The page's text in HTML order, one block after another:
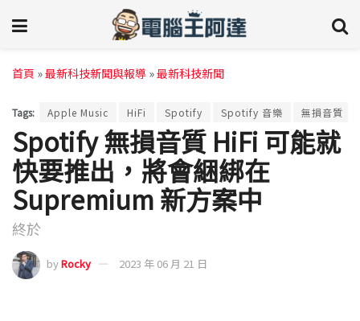
首頁 »最新科技新聞與報導 »最新科技新聞
Tags: Apple Music HiFi Spotify Spotify 音樂 無損音質
Spotify 無損音質 HiFi 可能就
快要推出，將會綑綁在
Supremium 新方案中
終於
byRocky 2023 年 06 月 21 日